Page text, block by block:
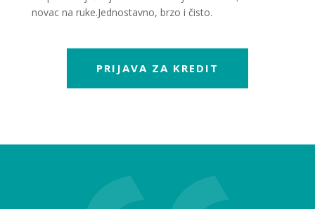
novac na ruke.Jednostavno, brzo i čisto.
PRIJAVA ZA KREDIT